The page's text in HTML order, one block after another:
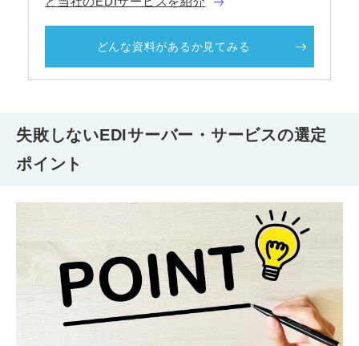
どんな資料があるか見てみる
失敗しないEDIサーバー・サービスの選定
ポイント